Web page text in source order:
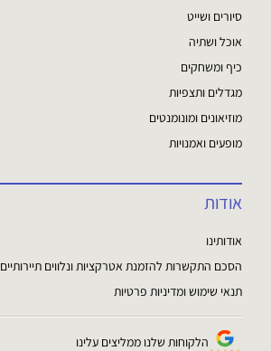
סיורים ושייט
אוכל ושתיה
כיף ומשחקים
מגדלים ותצפיות
מוזיאונים ומונומנטים
מופעים ואמנויות
אודות
אודותינו
הסכם התקשרות להזמנת אטרקציות ונלווים תיירותיים
תנאי שימוש ומדיניות פרטיות
הלקוחות שלנו ממליצים עלינו